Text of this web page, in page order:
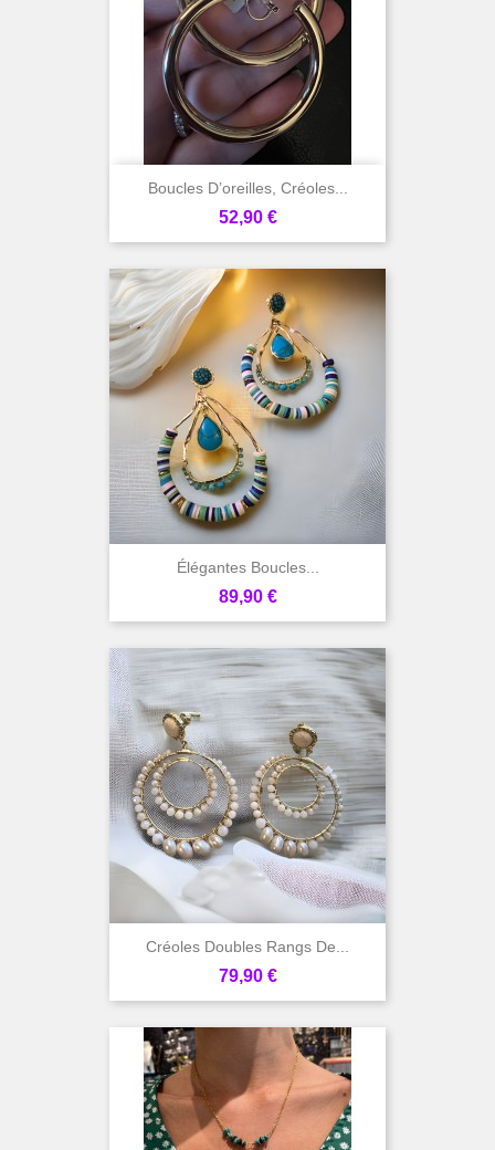
Boucles D’oreilles, Créoles...
Prix
52,90 €
Élégantes Boucles...
Prix
89,90 €
Créoles Doubles Rangs De...
Prix
79,90 €